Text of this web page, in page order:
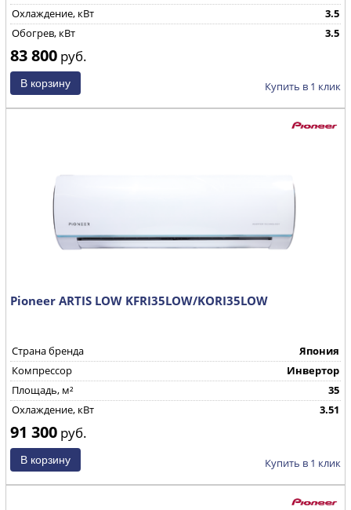
Охлаждение, кВт
3.5
Обогрев, кВт
3.5
83 800 руб.
Купить в 1 клик
Pioneer ARTIS LOW KFRI35LOW/KORI35LOW
Страна бренда
Япония
Компрессор
Инвертор
Площадь, м²
35
Охлаждение, кВт
3.51
91 300 руб.
Купить в 1 клик